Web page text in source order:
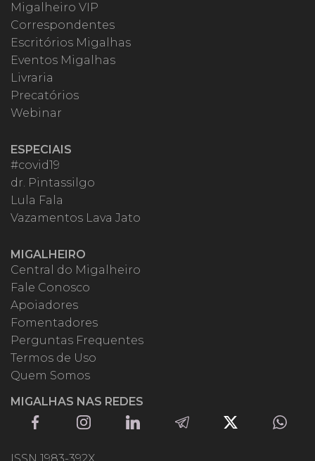
Migalheiro VIP
Correspondentes
Escritórios Migalhas
Eventos Migalhas
Livraria
Precatórios
Webinar
ESPECIAIS
#covid19
dr. Pintassilgo
Lula Fala
Vazamentos Lava Jato
MIGALHEIRO
Central do Migalheiro
Fale Conosco
Apoiadores
Fomentadores
Perguntas Frequentes
Termos de Uso
Quem Somos
MIGALHAS NAS REDES